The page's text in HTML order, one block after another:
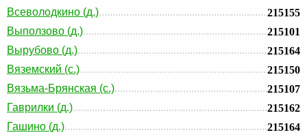
Всеволодкино (д.)
215155
Выползово (д.)
215101
Вырубово (д.)
215164
Вяземский (с.)
215150
Вязьма-Брянская (с.)
215107
Гаврилки (д.)
215162
Гашино (д.)
215164